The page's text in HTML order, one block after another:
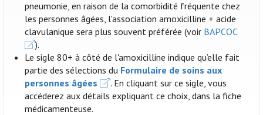
pneumonie, en raison de la comorbidité fréquente chez
les personnes âgées, l'association amoxicilline + acide
clavulanique sera plus souvent préférée (voir BAPCOC
).
Le sigle 80+ à côté de l'amoxicilline indique qu’elle fait
partie des sélections du Formulaire de soins aux
personnes âgées
. En cliquant sur ce sigle, vous
accéderez aux détails expliquant ce choix, dans la fiche
médicamenteuse.